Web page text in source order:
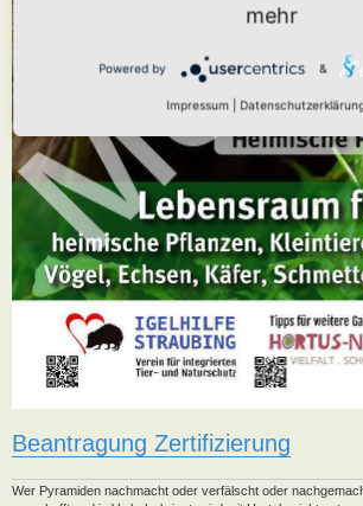
Beantragung Zertifizierung
Wer Pyramiden nachmacht oder verfälscht oder
mehr
Powered by &
Impressum